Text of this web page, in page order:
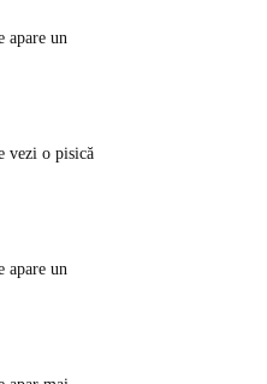
apare un
vezi o pisică
apare un